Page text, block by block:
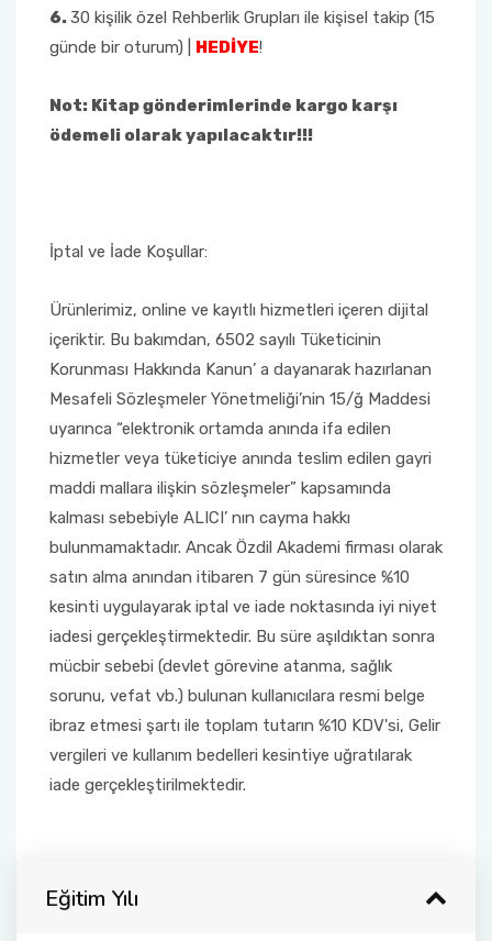
6.30 kişilik özel Rehberlik Grupları ile kişisel takip (15
günde bir oturum) | HEDİYE!
Not: Kitap gönderimlerinde kargo karşı
ödemeli olarak yapılacaktır!!!
İptal ve İade Koşullar:
Ürünlerimiz, online ve kayıtlı hizmetleri içeren dijital
içeriktir. Bu bakımdan, 6502 sayılı Tüketicinin
Korunması Hakkında Kanun’ a dayanarak hazırlanan
Mesafeli Sözleşmeler Yönetmeliği’nin 15/ğ Maddesi
uyarınca “elektronik ortamda anında ifa edilen
hizmetler veya tüketiciye anında teslim edilen gayri
maddi mallara ilişkin sözleşmeler” kapsamında
kalması sebebiyle ALICI’ nın cayma hakkı
bulunmamaktadır. Ancak Özdil Akademi firması olarak
satın alma anından itibaren 7 gün süresince %10
kesinti uygulayarak iptal ve iade noktasında iyi niyet
iadesi gerçekleştirmektedir. Bu süre aşıldıktan sonra
mücbir sebebi (devlet görevine atanma, sağlık
sorunu, vefat vb.) bulunan kullanıcılara resmi belge
ibraz etmesi şartı ile toplam tutarın %10 KDV'si, Gelir
vergileri ve kullanım bedelleri kesintiye uğratılarak
iade gerçekleştirilmektedir.
Eğitim Yılı